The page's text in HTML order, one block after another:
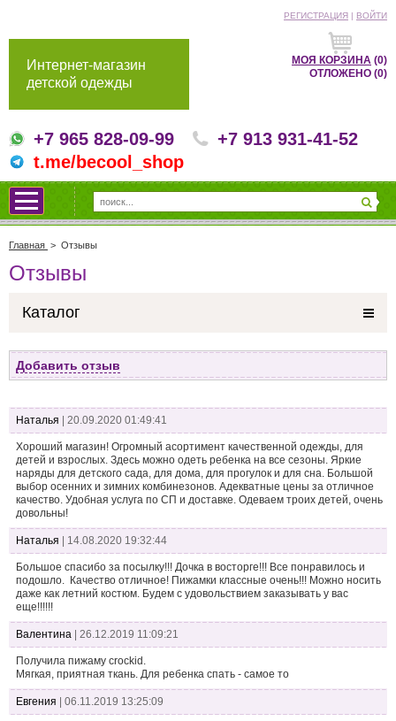
РЕГИСТРАЦИЯ | ВОЙТИ
Интернет-магазин
детской одежды
МОЯ КОРЗИНА (0)
ОТЛОЖЕНО (0)
+7 965 828-09-99
+7 913 931-41-52
t.me/becool_shop
Главная > Отзывы
Отзывы
Каталог
Добавить отзыв
Наталья | 20.09.2020 01:49:41
Хороший магазин! Огромный асортимент качественной одежды, для
детей и взрослых. Здесь можно одеть ребенка на все сезоны. Яркие
наряды для детского сада, для дома, для прогулок и для сна. Большой
выбор осенних и зимних комбинезонов. Адекватные цены за отличное
качество. Удобная услуга по СП и доставке. Одеваем троих детей, очень
довольны!
Наталья | 14.08.2020 19:32:44
Большое спасибо за посылку!!! Дочка в восторге!!! Все понравилось и
подошло. Качество отличное! Пижамки классные очень!!! Можно носить
даже как летний костюм. Будем с удовольствием заказывать у вас
еще!!!!!!
Валентина | 26.12.2019 11:09:21
Получила пижаму сrockid.
Мягкая, приятная ткань. Для ребенка спать - самое то
Евгения | 06.11.2019 13:25:09